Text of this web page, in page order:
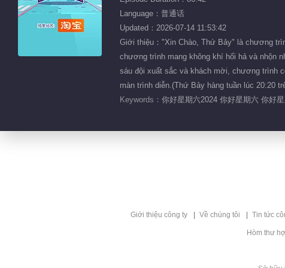
Language：普通话
Updated：2026-07-14 11:53:42
Giới thiệu："Xin Chào, Thứ Bảy" là chương
chương trình mang không khí hối hả và nhộn
sáu đội xuất sắc và khách mời, chương trình
màn trình diễn.(Thứ Bảy hàng tuần lúc 20:20
Keywords： 你好星期六2024 你好星期六 你好
Giới thiệu công ty Về chúng tôi Tin tức
Hòm thư